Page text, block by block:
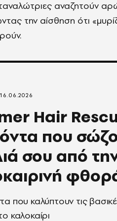
αναζητούν
την αίσθηση ότι
Hair
που
σου από
που καλύπτουν τις
καλοκαίρι
16.06.2026